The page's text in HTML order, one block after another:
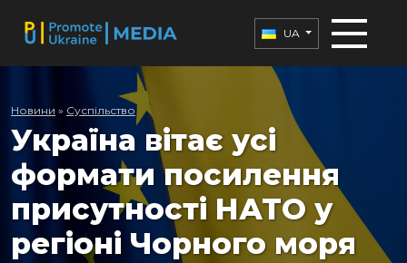
UA
Новини » Суспільство
Україна вітає усі
формати посилення
присутності НАТО у
регіоні Чорного моря